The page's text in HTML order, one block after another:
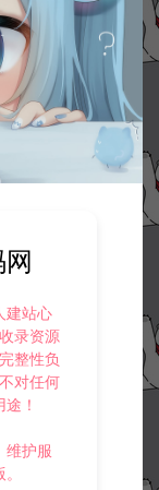
建站心
录资源
整性负
对任何
！
维护服